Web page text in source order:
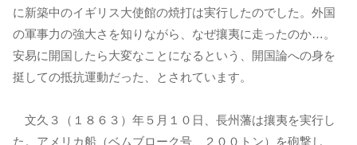
に新築中のイギリス大使館の焼打は実行したのでした。外国
の軍事力の強大さを知りながら、なぜ攘夷に走ったのか…。
安易に開国したら大変なことになるという、開国論への身を
挺しての抵抗運動だった、とされています。
文久３（１８６３）年５月１０日、長州藩は攘夷を実行し
た。アメリカ船（ベムブローク号、２００トン）を砲撃し